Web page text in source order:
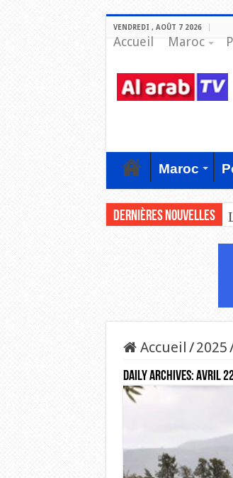
VENDREDI , AOÛT 7 2026
Accueil Maroc
Maroc
Dernières nouvelles
Accueil /2025
Daily Archives: avril